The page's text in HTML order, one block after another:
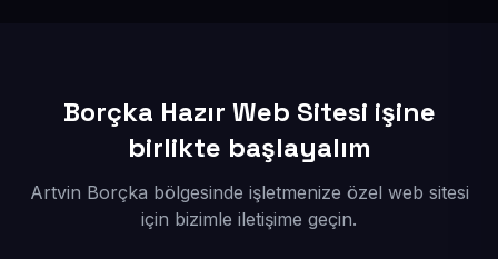
Borçka Hazır Web Sitesi işine
birlikte başlayalım
Artvin Borçka bölgesinde işletmenize özel web sitesi
için bizimle iletişime geçin.